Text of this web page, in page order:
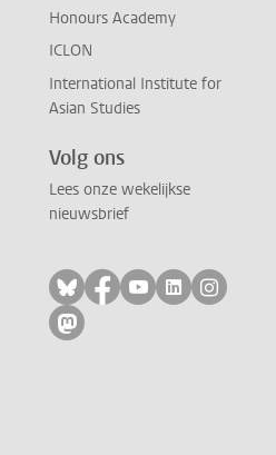
Honours Academy
ICLON
International Institute for
Asian Studies
Volg ons
Lees onze wekelijkse
nieuwsbrief
Volg ons op bluesky
Volg ons op
Volg ons op
Volg ons
Volg
Volg ons op mastodon